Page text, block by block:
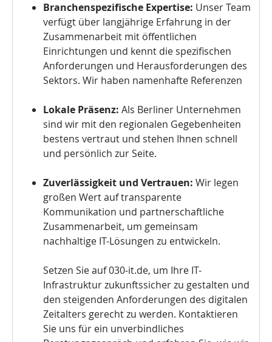
Branchenspezifische Expertise: Unser Team
verfügt über langjährige Erfahrung in der
Zusammenarbeit mit öffentlichen
Einrichtungen und kennt die spezifischen
Anforderungen und Herausforderungen des
Sektors. Wir haben namenhafte Referenzen
Lokale Präsenz: Als Berliner Unternehmen
sind wir mit den regionalen Gegebenheiten
bestens vertraut und stehen Ihnen schnell
und persönlich zur Seite.
Zuverlässigkeit und Vertrauen: Wir legen
großen Wert auf transparente
Kommunikation und partnerschaftliche
Zusammenarbeit, um gemeinsam
nachhaltige IT-Lösungen zu entwickeln.
Setzen Sie auf 030‑it.de, um Ihre IT-
Infrastruktur zukunftssicher zu gestalten und
den steigenden Anforderungen des digitalen
Zeitalters gerecht zu werden. Kontaktieren
Sie uns für ein unverbindliches